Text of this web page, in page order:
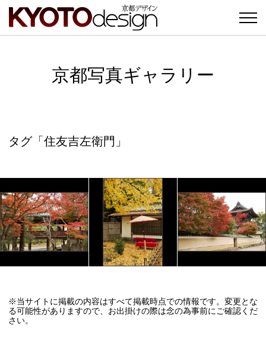
京都写真ギャラリー
タグ「住友吉左衛門」
※当サイトに掲載の内容はすべて掲載時点での情報です。変更とな
る可能性がありますので、お出掛けの際は念の為事前にご確認くだ
さい。